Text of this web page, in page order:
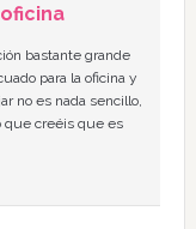
bastante grande
para la oficina y
no es nada sencillo,
que creéis que es